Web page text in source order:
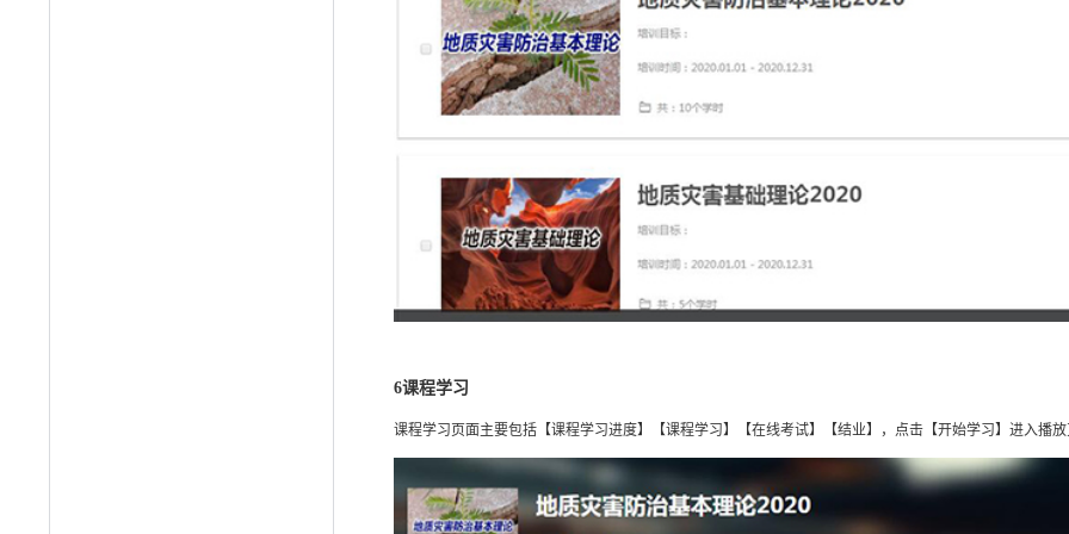
6课程学习
课程学习页面主要包括【课程学习进度】【课程学习】【在线考试】【结业】，点击【开始学习】进入播